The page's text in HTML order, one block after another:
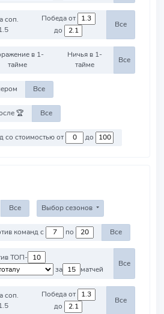
соп.
Победа от
до
Все
в 1-
тайме
Ничья в 1-
тайме
Все
Все
🏆 Все
Против команд со стоимостью от до
Все Выбор сезонов
Против команд с по Все
ТОП-
за
матчей
Все
соп.
Победа от
до
Все